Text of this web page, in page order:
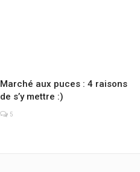
Marché aux puces : 4 raisons
de s’y mettre :)
5